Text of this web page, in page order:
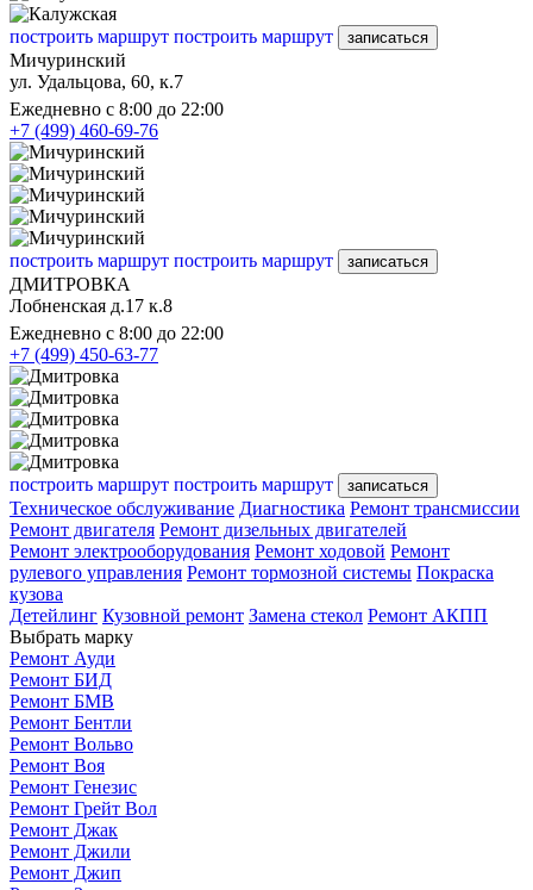
построить маршрут построить маршрут записаться
Мичуринский
ул. Удальцова, 60, к.7
Ежедневно с 8:00 до 22:00
+7 (499) 460-69-76
построить маршрут построить маршрут записаться
ДМИТРОВКА
Лобненская д.17 к.8
Ежедневно с 8:00 до 22:00
+7 (499) 450-63-77
построить маршрут построить маршрут записаться
Техническое обслуживание Диагностика Ремонт трансмиссии
Ремонт двигателя Ремонт дизельных двигателей
Ремонт электрооборудования Ремонт ходовой Ремонт
рулевого управления Ремонт тормозной системы Покраска
кузова
Детейлинг Кузовной ремонт Замена стекол Ремонт АКПП
Выбрать марку
Ремонт Ауди
Ремонт БИД
Ремонт БМВ
Ремонт Бентли
Ремонт Вольво
Ремонт Воя
Ремонт Генезис
Ремонт Грейт Вол
Ремонт Джак
Ремонт Джили
Ремонт Джип